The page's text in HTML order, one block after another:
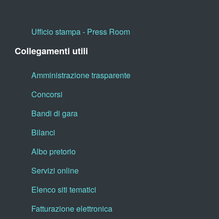
Ufficio stampa - Press Room
Collegamenti utili
Amministrazione trasparente
Concorsi
Bandi di gara
Bilanci
Albo pretorio
Servizi online
Elenco siti tematici
Fatturazione elettronica